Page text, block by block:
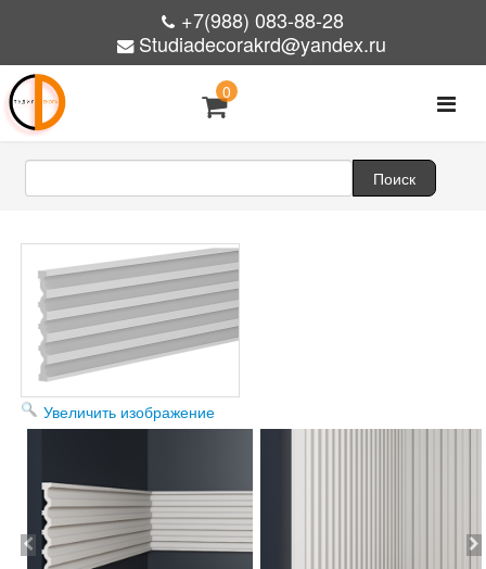
+7(988) 083-88-28
Studiadecorakrd@yandex.ru
0
Увеличить изображение